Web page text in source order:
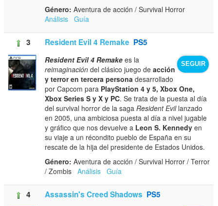
Género: Aventura de acción / Survival Horror
Análisis
Guía
3 Resident Evil 4 Remake PS5
SEGUIR
Resident Evil 4 Remake es la
reimaginación del clásico juego deacción
y terror en tercera persona desarrollado
por Capcom para PlayStation 4 y 5, Xbox One,
Xbox Series S y X y PC. Se trata de la puesta al día
del survival horror de la saga Resident Evillanzado
en 2005, una ambiciosa puesta al día a nivel jugable
y gráfico que nos devuelve a Leon S. Kennedy en
su viaje a un récondito pueblo de España en su
rescate de la hija del presidente de Estados Unidos.
Género: Aventura de acción / Survival Horror / Terror
/ ZombisAnálisis Guía
4 Assassin's Creed Shadows PS5